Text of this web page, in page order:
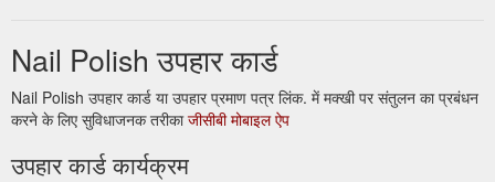
Nail Polish उपहार कार्ड
Nail Polish उपहार कार्ड या उपहार प्रमाण पत्र लिंक. में मक्खी पर संतुलन का प्रबंधन
करने के लिए सुविधाजनक तरीकाजीसीबी मोबाइल ऐप
उपहार कार्ड कार्यक्रम